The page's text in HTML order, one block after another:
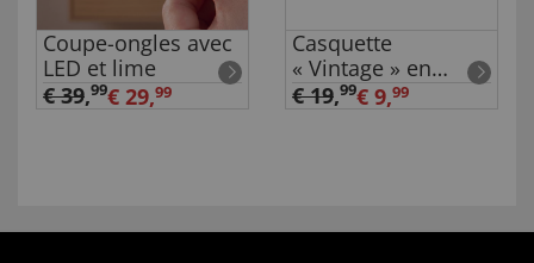
Coupe-ongles avec
LED et lime
€ 39,99€ 29,99
Casquette
« Vintage » en
coton
€ 19,99€ 9,99